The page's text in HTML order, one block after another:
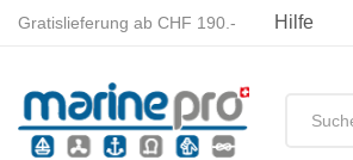
Gratislieferung ab CHF 190.- Hilfe